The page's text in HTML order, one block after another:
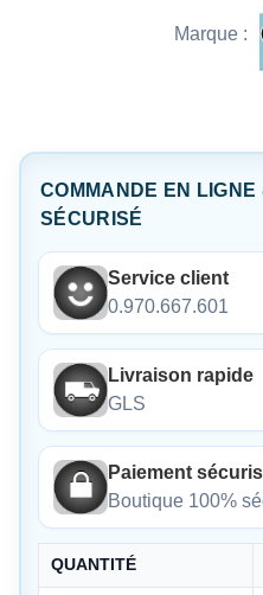
Marque :
COMMANDE EN
SÉCURISÉ
Service client
0.970.667.601
Livraison rapide
GLS
Paiement
Boutique 100%
QUANTITÉ